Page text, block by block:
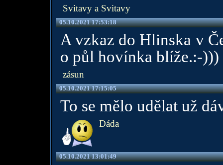
Svitavy a Svitavy
05.10.2021 17:53:18
A vzkaz do Hlinska v
o půl hovínka blíže.:-)))
zásun
05.10.2021 17:15:05
To se mělo udělat už
Dáda
05.10.2021 13:01:49